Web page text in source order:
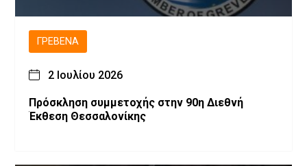
ΓΡΕΒΕΝΆ
2 Ιουλίου 2026
Πρόσκληση συμμετοχής στην 90η Διεθνή
Έκθεση Θεσσαλονίκης